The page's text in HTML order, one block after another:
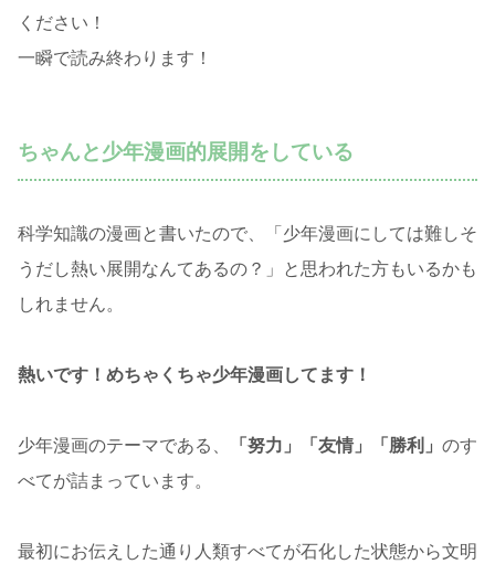
ください！
一瞬で読み終わります！
ちゃんと少年漫画的展開をしている
科学知識の漫画と書いたので、「少年漫画にしては難しそ
うだし熱い展開なんてあるの？」と思われた方もいるかも
しれません。
熱いです！めちゃくちゃ少年漫画してます！
少年漫画のテーマである、 「努力」「友情」「勝利」 のす
べてが詰まっています。
最初にお伝えした通り人類すべてが石化した状態から文明